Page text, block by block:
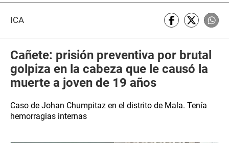
ICA
Cañete: prisión preventiva por brutal
golpiza en la cabeza que le causó la
muerte a joven de 19 años
Caso de Johan Chumpitaz en el distrito de Mala. Tenía
hemorragias internas